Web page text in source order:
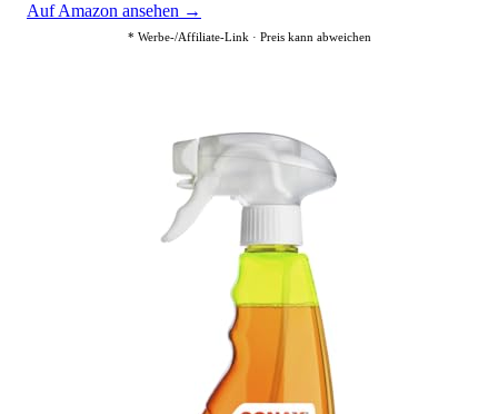
Auf Amazon ansehen →
* Werbe-/Affiliate-Link · Preis kann abweichen